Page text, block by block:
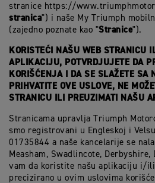
stranice https://
stranica") i naše My Triumph
(zajedno poznate kao "Stranice").
KORISTEĆI NAŠU WEB STRANICU
APLIKACIJU, POTVRDJUJETE DA
KORIŠĆENJA I DA SE SLAŽETE SA
PRIHVATITE OVE USLOVE, NE
STRANICU ILI PREUZIMATI NAŠU
Stranicama upravlja Triumph
smo registrovani u Engleskoj i
01735844 a naše kancelarije se
Measham, Swadlincote, Derbyshire,
vam da koristite našu aplikaciju i/
precizirano u ovim uslovima